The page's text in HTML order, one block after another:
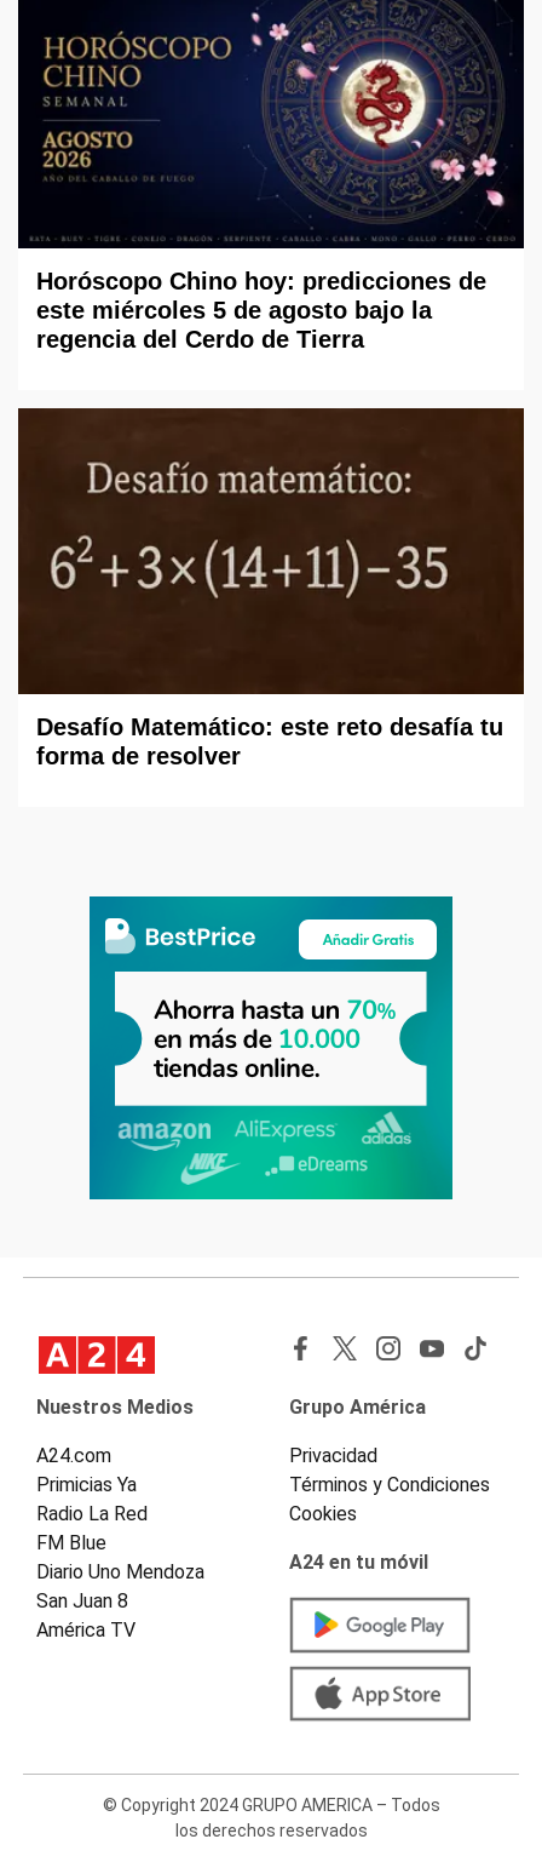
Horóscopo Chino hoy: predicciones de
este miércoles 5 de agosto bajo la
regencia del Cerdo de Tierra
Desafío Matemático: este reto desafía tu
forma de resolver
Nuestros Medios
A24.com
Primicias Ya
Radio La Red
FM Blue
Diario Uno Mendoza
San Juan 8
América TV
Grupo América
Privacidad
Términos y Condiciones
Cookies
A24 en tu móvil
© Copyright 2024 GRUPO AMERICA – Todos
los derechos reservados